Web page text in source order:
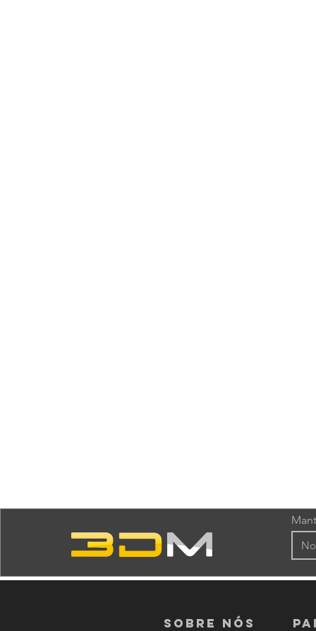
Sobre nós